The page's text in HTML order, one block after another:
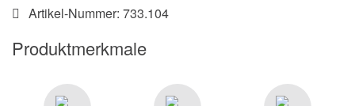
Artikel-Nummer: 733.104
Produktmerkmale